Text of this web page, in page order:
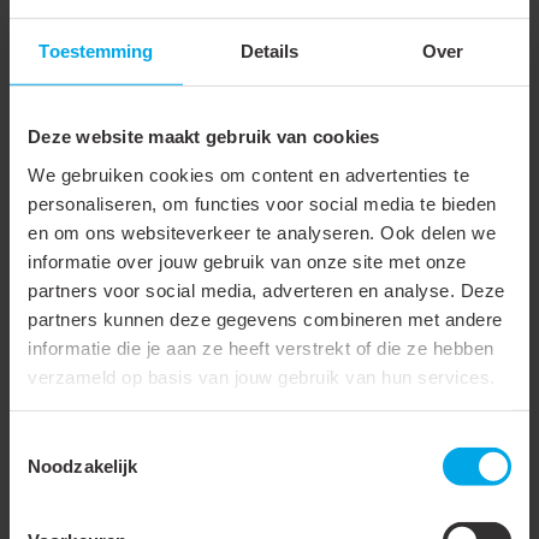
Toestemming Details Over
Deze website maakt gebruik van cookies
We gebruiken cookies om content en advertenties te
personaliseren, om functies voor social media te bieden
en om ons websiteverkeer te analyseren. Ook delen we
informatie over jouw gebruik van onze site met onze
partners voor social media, adverteren en analyse. Deze
partners kunnen deze gegevens combineren met andere
informatie die je aan ze heeft verstrekt of die ze hebben
verzameld op basis van jouw gebruik van hun services.
Noodzakelijk
Systeemdiameter
90 mm
Geschikt voor vlak hellend
dak
Geschikt voor pannendak
Geschikt op dakopstand
Geschikt voor
schoorsteen
Dakhelling
0 °